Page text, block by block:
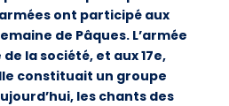
ont participé aux
de Pâques. L’armée
la société, et aux 17e,
constituait un groupe
les chants des